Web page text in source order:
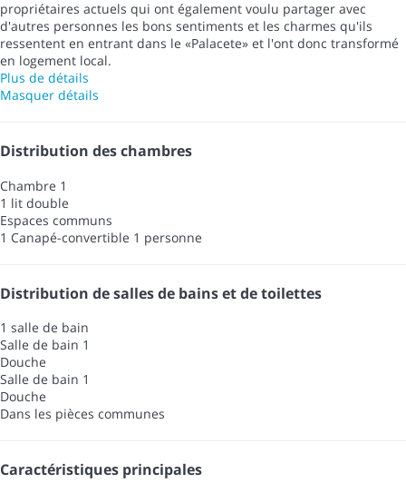
propriétaires actuels qui ont également voulu partager avec
d'autres personnes les bons sentiments et les charmes qu'ils
ressentent en entrant dans le «Palacete» et l'ont donc transformé
en logement local.
Plus de détails
Masquer détails
Distribution des chambres
Chambre 1
1 lit double
Espaces communs
1 Canapé-convertible 1 personne
Distribution de salles de bains et de toilettes
1 salle de bain
Salle de bain 1
Douche
Salle de bain 1
Douche
Dans les pièces communes
Caractéristiques principales